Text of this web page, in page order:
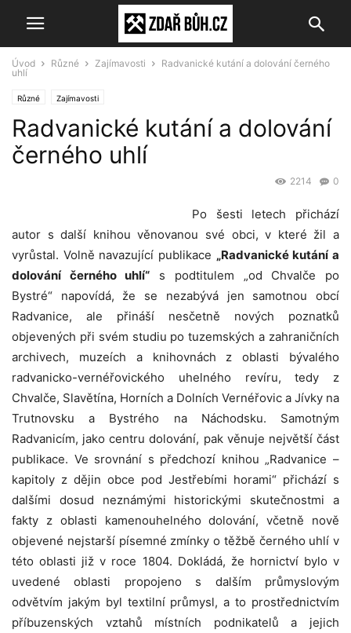
Úvod Různé Zajímavosti
Radvanické kutání a dolování černého
uhlí
Různé Zajímavosti
Radvanické kutání a dolování
černého uhlí
0
2214
Po šesti letech přichází
autor s další knihou věnovanou své obci, v které žil a
vyrůstal. Volně navazující publikace „Radvanické kutání a
dolování černého uhlí“ s podtitulem „od Chvalče po
Bystré“ napovídá, že se nezabývá jen samotnou obcí
Radvanice, ale přináší nesčetně nových poznatků
objevených při svém studiu po tuzemských a zahraničních
archivech, muzeích a knihovnách z oblasti bývalého
radvanicko-vernéřovického uhelného revíru, tedy z
Chvalče, Slavětína, Horních a Dolních Vernéřovic a Jívky na
Trutnovsku a Bystrého na Náchodsku. Samotným
Radvanicím, jako centru dolování, pak věnuje největší část
publikace. Ve srovnání s předchozí knihou „Radvanice –
kapitoly z dějin obce pod Jestřebími horami“ přichází s
dalšími dosud neznámými historickými skutečnostmi a
fakty z oblasti kamenouhelného dolování, včetně nově
objevené nejstarší písemné zmínky o těžbě černého uhlí v
této oblasti již v roce 1804. Dokládá, že hornictví bylo v
uvedené oblasti propojeno s dalším průmyslovým
odvětvím jakým byl textilní průmysl, a to prostřednictvím
příbuzenských vztahů místních podnikatelů a jejich